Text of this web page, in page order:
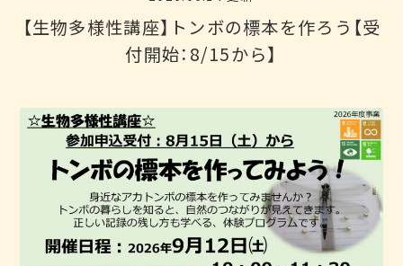
【生物多様性講座】トンボの標本を作ろう【受
付開始：8/15から】